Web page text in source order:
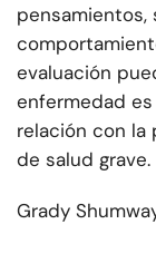
evaluación
enfermedad
relación con la
de salud grave.
Grady